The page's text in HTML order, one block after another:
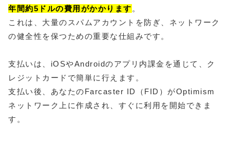
年間約5ドルの費用がかかります 。
これは、大量のスパムアカウントを防ぎ、ネットワーク
の健全性を保つための重要な仕組みです。
支払いは、iOSやAndroidのアプリ内課金を通じて、ク
レジットカードで簡単に行えます。
支払い後、あなたのFarcaster ID（FID）がOptimism
ネットワーク上に作成され、すぐに利用を開始できま
す。